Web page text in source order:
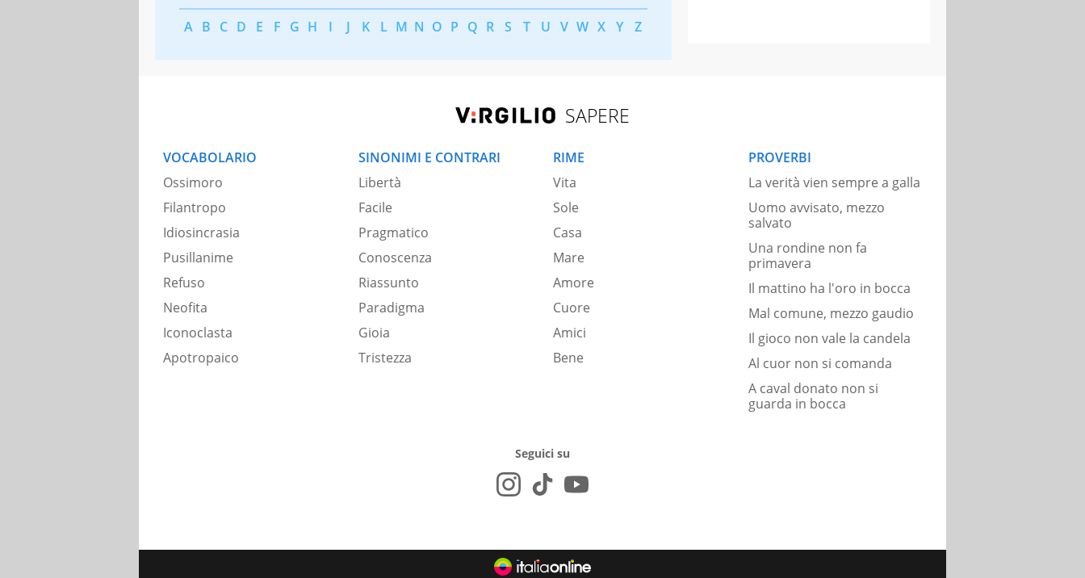
A B C D E F G H I J K L M N O P Q R S T U V W X Y Z
SAPERE
VOCABOLARIO
Ossimoro
Filantropo
Idiosincrasia
Pusillanime
Refuso
Neofita
Iconoclasta
Apotropaico
SINONIMI E CONTRARI
Libertà
Facile
Pragmatico
Conoscenza
Riassunto
Paradigma
Gioia
Tristezza
RIME
Vita
Sole
Casa
Mare
Amore
Cuore
Amici
Bene
PROVERBI
La verità vien sempre a galla
Uomo avvisato, mezzo
salvato
Una rondine non fa
primavera
Il mattino ha l'oro in bocca
Mal comune, mezzo gaudio
Il gioco non vale la candela
Al cuor non si comanda
A caval donato non si
guarda in bocca
Seguici su